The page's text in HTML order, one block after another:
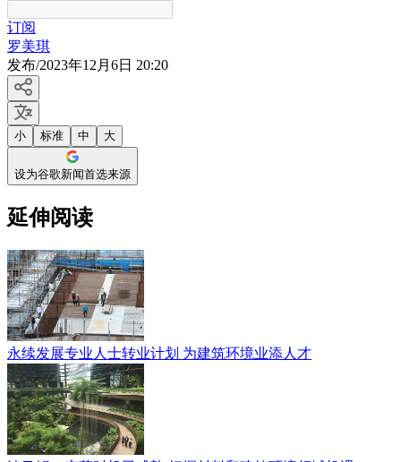
订阅
罗美琪
发布/2023年12月6日 20:20
小 标准 中 大
设为谷歌新闻首选来源
延伸阅读
永续发展专业人士转业计划 为建筑环境业添人才